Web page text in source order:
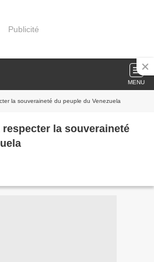
Publicité
MENU
la souveraineté du peuple du Venezuela
respecter la souveraineté